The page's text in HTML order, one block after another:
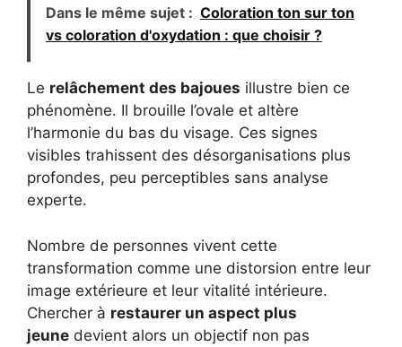
Dans le même sujet : Coloration ton sur ton
vs coloration d'oxydation : que choisir ?
Le relâchement des bajoues illustre bien ce
phénomène. Il brouille l’ovale et altère
l’harmonie du bas du visage. Ces signes
visibles trahissent des désorganisations plus
profondes, peu perceptibles sans analyse
experte.
Nombre de personnes vivent cette
transformation comme une distorsion entre leur
image extérieure et leur vitalité intérieure.
Chercher à restaurer un aspect plus
jeune devient alors un objectif non pas